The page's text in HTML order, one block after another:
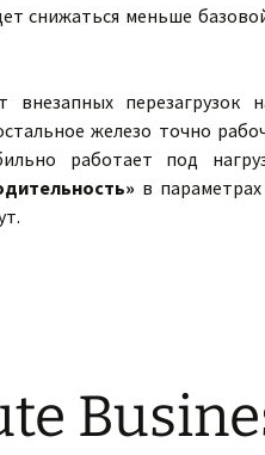
снижаться меньше
перезагрузок
железо точно
работает под
в